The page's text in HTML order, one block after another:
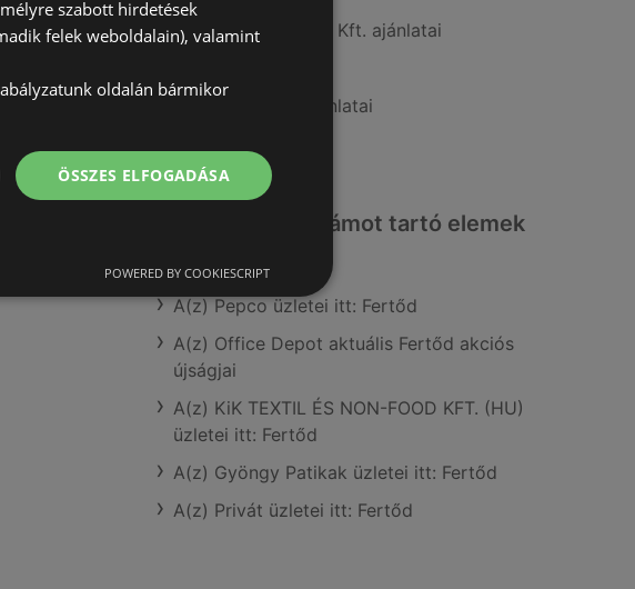
A(z) Penny-Market Kft. ajánlatai
A(z) Müller HU ajánlatai
Érdeklődésre számot tartó elemek
A(z) Pepco üzletei itt: Fertőd
A(z) Office Depot aktuális Fertőd akciós
újságjai
A(z) KiK TEXTIL ÉS NON-FOOD KFT. (HU)
üzletei itt: Fertőd
A(z) Gyöngy Patikak üzletei itt: Fertőd
A(z) Privát üzletei itt: Fertőd
szabott hirdetések
felek weboldalain), valamint
oldalán bármikor
ÖSSZES ELFOGADÁSA
POWERED BY COOKIESCRIPT